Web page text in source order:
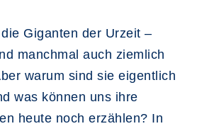
Giganten der Urzeit –
manchmal auch ziemlich
warum sind sie eigentlich
was können uns ihre
heute noch erzählen? In